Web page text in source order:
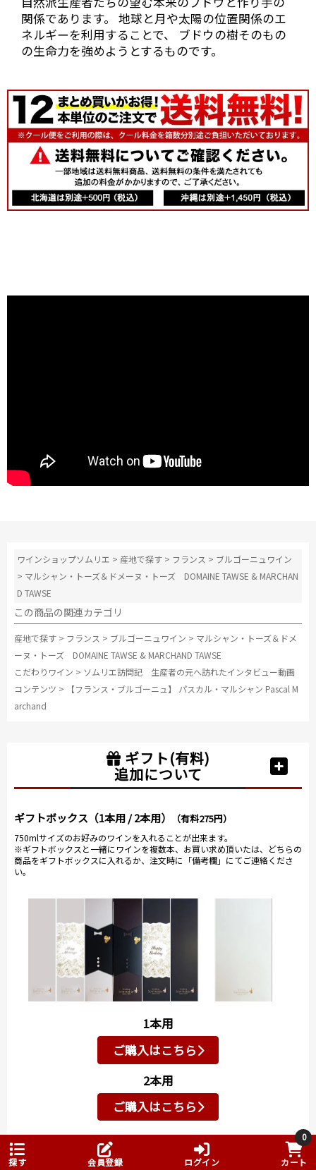
そして2010年。香りはもちろんフルーティーです、果
実味とタンニンなどとてもバランスのとれた印象でし
た。
案内していた
だき、地下セ
ラー内でいろ
いろ試飲させ
ていただきま
当店では取扱
1er」などな
かりの素晴ら
しいワインで
回は2011年の1樽しか造っていないという「ヴォーヌ・
ロマネ1erプティ・モン」を試飲。1樽しかないというの
に、マルシャン氏はたっぷりとグラスに注いでくれま
した。
さらに、こちらも希少、年産300本のみのグランクリュ
「クロ・ド・ラ・ロッシュ」。 華やかな香りとシルキ
ーな味わい、ほんのり甘い樽香の素晴らしいポテンシ
ャル。
この地下セラーで最後のワイン「ボンヌマール」。 フ
ツの香りと味わい。 濃すぎず品のあるバランスが素晴
らしい！
とにかく当店でも手に入らなかった希少なグランクリ
山試飲させていただきました。
て販売分がなくなっているのでは？？と思うほど気前
のいいマルシャン氏です。
ンク貯蔵庫に戻
始まります。
生かしビオディナ
ミを行う醸造家。
もちろんブドウは
自分の目で栽培家
の元へ確認しに行
関係であります。 地球と月や太陽の位置関係のエ
ネルギーを利用することで、 ブドウの樹そのもの
の生命力を強めようとするものです。
ワインショップソムリエ > 産地で探す > フランス > ブルゴーニュワイン
> マルシャン・トーズ＆ドメーヌ・トーズ DOMAINE TAWSE & MARCHAN
D TAWSE
この商品の関連カテゴリ
産地で探す > フランス > ブルゴーニュワイン > マルシャン・トーズ＆ドメ
ーヌ・トーズ DOMAINE TAWSE & MARCHAND TAWSE
こだわりワイン > ソムリエ訪問記 生産者の元へ訪れたインタビュー動画
コンテンツ >
【フランス・ブルゴーニュ】 パスカル・マルシャン Pascal M
archand
ギフト(有料)
追加について
ギフトボックス（1本用 / 2本用） （有料275円）
750mlサイズのお好みのワインを入れることが出来ます。
※ギフトボックスと一緒にワインを複数本、お買い求め頂いたは、どちらの
商品をギフトボックスに入れるか、注文時に「備考欄」にてご連絡くださ
い。
1本用
ご購入はこちら
2本用
ご購入はこちら
ワイン用紙袋（1本用） （有料176円）
探す 会員登録 ログイン
0
カート